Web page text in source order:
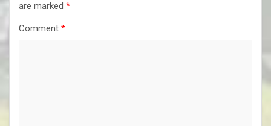
are marked *
Comment *